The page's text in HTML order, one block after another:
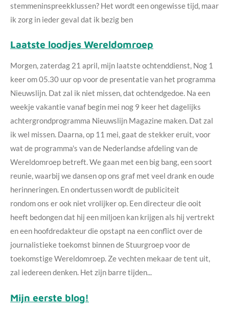
stemmeninspreekklussen? Het wordt een ongewisse tijd, maar
ik zorg in ieder geval dat ik bezig ben
Laatste loodjes Wereldomroep
Morgen, zaterdag 21 april, mijn laatste ochtenddienst, Nog 1
keer om 05.30 uur op voor de presentatie van het programma
Nieuwslijn. Dat zal ik niet missen, dat ochtendgedoe. Na een
weekje vakantie vanaf begin mei nog 9 keer het dagelijks
achtergrondprogramma Nieuwslijn Magazine maken. Dat zal
ik wel missen. Daarna, op 11 mei, gaat de stekker eruit, voor
wat de programma's van de Nederlandse afdeling van de
Wereldomroep betreft. We gaan met een big bang, een soort
reunie, waarbij we dansen op ons graf met veel drank en oude
herinneringen. En ondertussen wordt de publiciteit
rondom ons er ook niet vrolijker op. Een directeur die ooit
heeft bedongen dat hij een miljoen kan krijgen als hij vertrekt
en een hoofdredakteur die opstapt na een conflict over de
journalistieke toekomst binnen de Stuurgroep voor de
toekomstige Wereldomroep. Ze vechten mekaar de tent uit,
zal iedereen denken. Het zijn barre tijden...
Mijn eerste blog!